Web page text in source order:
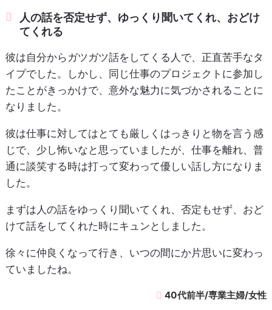
人の話を否定せず、ゆっくり聞いてくれ、おどけ
てくれる
彼は自分からガツガツ話をしてくる人で、正直苦手なタ
イプでした。しかし、同じ仕事のプロジェクトに参加し
たことがきっかけで、意外な魅力に気づかされることに
なりました。
彼は仕事に対してはとても厳しくはっきりと物を言う感
じで、少し怖いなと思っていましたが、仕事を離れ、普
通に談笑する時は打って変わって優しい話し方になりま
した。
まずは人の話をゆっくり聞いてくれ、否定もせず、おど
けて話をしてくれた時にキュンとしました。
徐々に仲良くなって行き、いつの間にか片思いに変わっ
ていましたね。
40代前半/専業主婦/女性